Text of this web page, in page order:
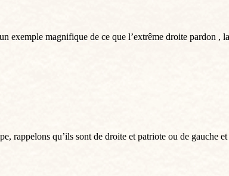
exemple magnifique de ce que l’extrême droite pardon ,
rappelons qu’ils sont de droite et patriote ou de